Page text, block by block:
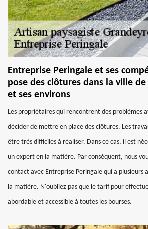
Entreprise Peringale et ses
pose des clôtures dans la ville
et ses environs
Les propriétaires qui rencontrent des problèmes
décider de mettre en place des clôtures. Les
être très difficiles à réaliser. Dans ce cas, il est
un expert en la matière. Par conséquent, nous
contact avec Entreprise Peringale qui a plusieurs
la matière. N'oubliez pas que le tarif pour
abordable et accessible à toutes les bourses.